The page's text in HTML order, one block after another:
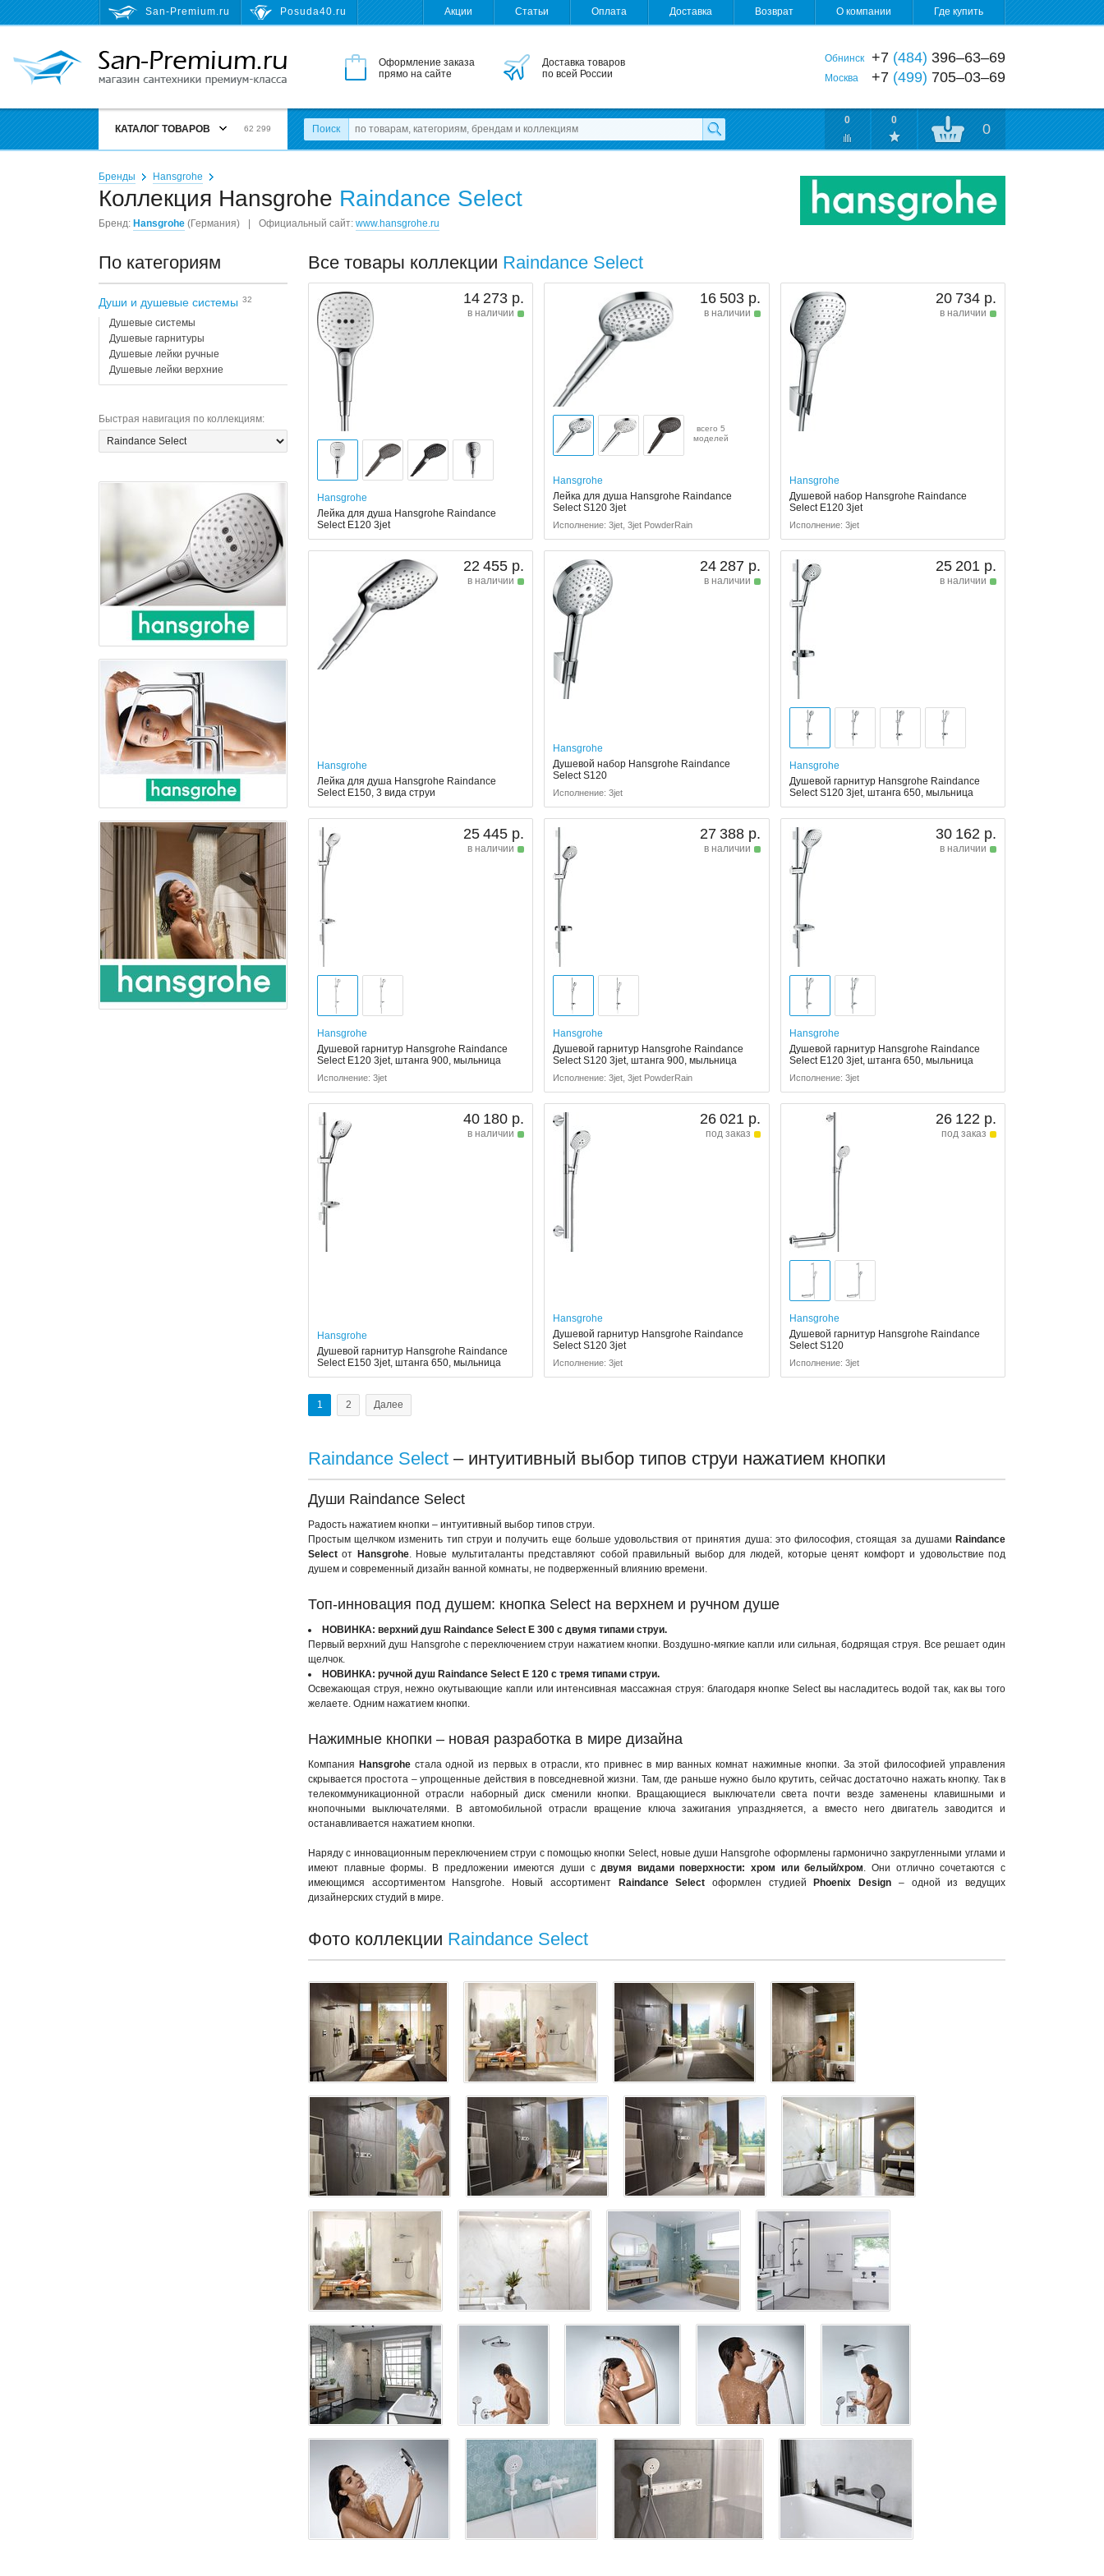
San-Premium.ru Posuda40.ru Акции Статьи Оплата Доставка Возврат О компании Где купить
Оформление заказа
прямо на сайте
Доставка товаров
по всей России
Обнинск +7 (484) 396‒63‒69
Москва +7 (499) 705‒03‒69
КАТАЛОГ ТОВАРОВ 62 299 Поиск
0 0
0
Бренды Hansgrohe
Коллекция Hansgrohe Raindance Select
Бренд: Hansgrohe (Германия) Официальный сайт: www.hansgrohe.ru
По категориям
Души и душевые системы 32
Душевые системы
Душевые гарнитуры
Душевые лейки ручные
Душевые лейки верхние
Быстрая навигация по коллекциям:
Все товары коллекции Raindance Select
14 273 р.
в наличии
Hansgrohe
Лейка для душа Hansgrohe Raindance
Select E120 3jet
16 503 р.
в наличии
всего 5
моделей
Hansgrohe
Лейка для душа Hansgrohe Raindance
Select S120 3jet
Исполнение: 3jet, 3jet PowderRain
20 734 р.
в наличии
Hansgrohe
Душевой набор Hansgrohe Raindance
Select E120 3jet
Исполнение: 3jet
22 455 р.
в наличии
Hansgrohe
Лейка для душа Hansgrohe Raindance
Select E150, 3 вида струи
24 287 р.
в наличии
Hansgrohe
Душевой набор Hansgrohe Raindance
Select S120
Исполнение: 3jet
25 201 р.
в наличии
Hansgrohe
Душевой гарнитур Hansgrohe Raindance
Select S120 3jet, штанга 650, мыльница
25 445 р.
в наличии
Hansgrohe
Душевой гарнитур Hansgrohe Raindance
Select E120 3jet, штанга 900, мыльница
Исполнение: 3jet
27 388 р.
в наличии
Hansgrohe
Душевой гарнитур Hansgrohe Raindance
Select S120 3jet, штанга 900, мыльница
Исполнение: 3jet, 3jet PowderRain
30 162 р.
в наличии
Hansgrohe
Душевой гарнитур Hansgrohe Raindance
Select E120 3jet, штанга 650, мыльница
Исполнение: 3jet
40 180 р.
в наличии
Hansgrohe
Душевой гарнитур Hansgrohe Raindance
Select E150 3jet, штанга 650, мыльница
26 021 р.
под заказ
Hansgrohe
Душевой гарнитур Hansgrohe Raindance
Select S120 3jet
Исполнение: 3jet
26 122 р.
под заказ
Hansgrohe
Душевой гарнитур Hansgrohe Raindance
Select S120
Исполнение: 3jet
1 2 Далее
Raindance Select – интуитивный выбор типов струи нажатием кнопки
Души Raindance Select
Радость нажатием кнопки – интуитивный выбор типов струи.
Простым щелчком изменить тип струи и получить еще больше удовольствия от принятия душа: это философия, стоящая за душами Raindance
Select от Hansgrohe. Новые мультиталанты представляют собой правильный выбор для людей, которые ценят комфорт и удовольствие под
душем и современный дизайн ванной комнаты, не подверженный влиянию времени.
Топ-инновация под душем: кнопка Select на верхнем и ручном душе
НОВИНКА: верхний душ Raindance Select E 300 с двумя типами струи.
Первый верхний душ Hansgrohe с переключением струи нажатием кнопки. Воздушно-мягкие капли или сильная, бодрящая струя. Все решает один
щелчок.
НОВИНКА: ручной душ Raindance Select E 120 с тремя типами струи.
Освежающая струя, нежно окутывающие капли или интенсивная массажная струя: благодаря кнопке Select вы насладитесь водой так, как вы того
желаете. Одним нажатием кнопки.
Нажимные кнопки – новая разработка в мире дизайна
Компания Hansgroheстала одной из первых в отрасли, кто привнес в мир ванных комнат нажимные кнопки. За этой философией управления
скрывается простота – упрощенные действия в повседневной жизни. Там, где раньше нужно было крутить, сейчас достаточно нажать кнопку. Так в
телекоммуникационной отрасли наборный диск сменили кнопки. Вращающиеся выключатели света почти везде заменены клавишными и
кнопочными выключателями. В автомобильной отрасли вращение ключа зажигания упраздняется, а вместо него двигатель заводится и
останавливается нажатием кнопки.
Наряду с инновационным переключением струи с помощью кнопки Select, новые души Hansgrohe оформлены гармонично закругленными углами и
имеют плавные формы. В предложении имеются души сдвумя видами поверхности: хром или белый/хром. Они отлично сочетаются с
имеющимся ассортиментом Hansgrohe. Новый ассортимент
Raindance Select оформлен студией Phoenix Design – одной из ведущих
дизайнерских студий в мире.
Фото коллекции Raindance Select